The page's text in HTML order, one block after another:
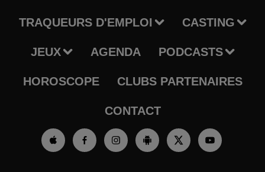
TRAQUEURS D'EMPLOI CASTING
JEUX AGENDA PODCASTS
HOROSCOPE CLUBS PARTENAIRES
CONTACT